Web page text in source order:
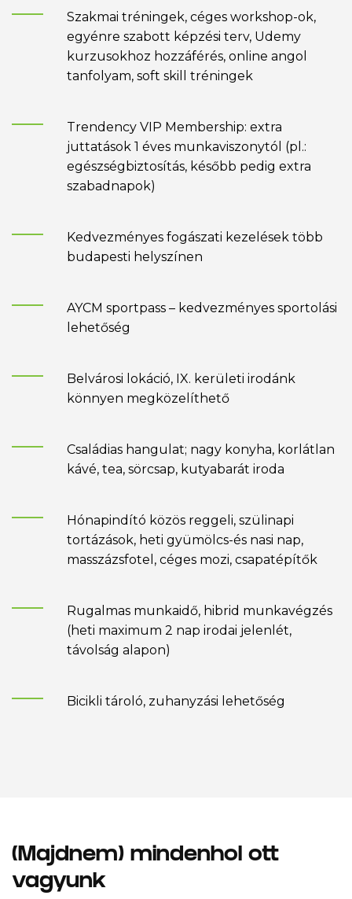
Szakmai tréningek, céges workshop-ok,
egyénre szabott képzési terv, Udemy
kurzusokhoz hozzáférés, online angol
tanfolyam, soft skill tréningek
Trendency VIP Membership: extra
juttatások 1 éves munkaviszonytól (pl.:
egészségbiztosítás, később pedig extra
szabadnapok)
Kedvezményes fogászati kezelések több
budapesti helyszínen
AYCM sportpass – kedvezményes sportolási
lehetőség
Belvárosi lokáció, IX. kerületi irodánk
könnyen megközelíthető
Családias hangulat; nagy konyha, korlátlan
kávé, tea, sörcsap, kutyabarát iroda
Hónapindító közös reggeli, szülinapi
tortázások, heti gyümölcs-és nasi nap,
masszázsfotel, céges mozi, csapatépítők
Rugalmas munkaidő, hibrid munkavégzés
(heti maximum 2 nap irodai jelenlét,
távolság alapon)
Bicikli tároló, zuhanyzási lehetőség
(Majdnem) mindenhol ott
vagyunk